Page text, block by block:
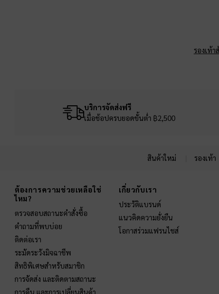
รองเท้า
บริการจัดส่งฟรี
เมื่อช้อปครบยอดขั้นต่ำ ฿2,500
สินค้าใหม่ รองเท้า
ต้องการความช่วยเหลือใช่
ไหม?
ตรวจสอบสถานะคำสั่งซื้อ
คำถามที่พบบ่อย
ติดต่อเรา
ระมัดระวังมิจฉาชีพ
สิทธิพิเศษสำหรับสมาชิก
การจัดส่ง และติดตามสถานะ
การคืน และการเปลี่ยนสินค้า
เกี่ยวกับเรา
ประวัติแบรนด์
แนวคิดความยั่งยืน
โอกาสร่วมแฟรนไชส์